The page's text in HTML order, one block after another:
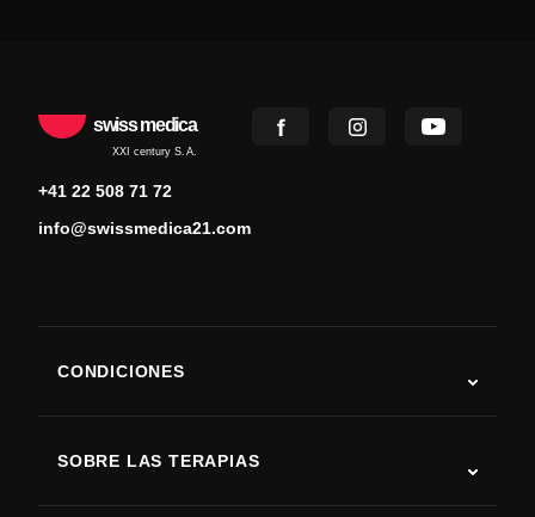
swiss medica
XXI century S.A.
+41 22 508 71 72
info@swissmedica21.com
CONDICIONES
SOBRE LAS TERAPIAS